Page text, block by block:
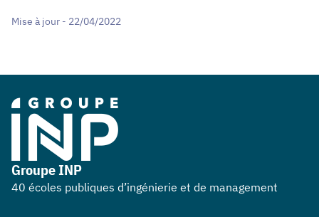
Mise à jour - 22/04/2022
Groupe INP
40 écoles publiques d’ingénierie et de management